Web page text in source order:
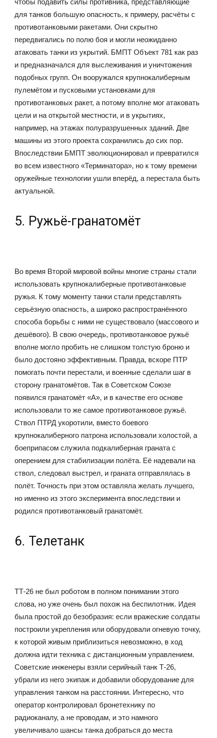
чтобы подавить силы противника, представляющие
для танков большую опасность, к примеру, расчёты с
противотанковыми ракетами. Они скрытно
передвигались по полю боя и могли неожиданно
атаковать танки из укрытий. БМПТ Объект 781 как раз
и предназначался для выслеживания и уничтожения
подобных групп. Он вооружался крупнокалиберным
пулемётом и пусковыми установками для
противотанковых ракет, а потому вполне мог атаковать
цели и на открытой местности, и в укрытиях,
например, на этажах полуразрушенных зданий. Две
машины из этого проекта сохранились до сих пор.
Впоследствии БМПТ эволюционировал и превратился
во всем известного «Терминатора», но к тому времени
оружейные технологии ушли вперёд, а перестала быть
актуальной.
5. Ружьё-гранатомёт
Во время Второй мировой войны многие страны стали
использовать крупнокалиберные противотанковые
ружья. К тому моменту танки стали представлять
серьёзную опасность, а широко распространённого
способа борьбы с ними не существовало (массового и
дешёвого). В свою очередь, противотанковое ружьё
вполне могло пробить не слишком толстую броню и
было достояно эффективным. Правда, вскоре ПТР
помогать почти перестали, и военные сделали шаг в
сторону гранатомётов. Так в Советском Союзе
появился гранатомёт «А», и в качестве его основе
использовали то же самое противотанковое ружьё.
Ствол ПТРД укоротили, вместо боевого
крупнокалиберного патрона использовали холостой, а
боеприпасом служила подкалиберная граната с
оперением для стабилизации полёта. Её надевали на
ствол, следовал выстрел, и граната отправлялась в
полёт. Точность при этом оставляла желать лучшего,
но именно из этого эксперимента впоследствии и
родился противотанковый гранатомёт.
6. Телетанк
ТТ-26 не был роботом в полном понимании этого
слова, но уже очень был похож на беспилотник. Идея
была простой до безобразия: если вражеские солдаты
построили укрепления или оборудовали огневую точку,
к которой живым приблизиться невозможно, в ход
должна идти техника с дистанционным управлением.
Советские инженеры взяли серийный танк Т-26,
убрали из него экипаж и добавили оборудование для
управления танком на расстоянии. Интересно, что
оператор контролировал бронетехнику по
радиоканалу, а не проводам, и это намного
увеличивало шансы танка добраться до места